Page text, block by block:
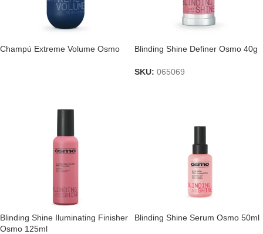
Champú Extreme Volume Osmo Blinding Shine Definer Osmo 40g
SKU: 065069
Blinding Shine Iluminating Finisher
Osmo 125ml
Blinding Shine Serum Osmo 50ml